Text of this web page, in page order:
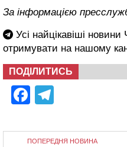
За інформацією
Усі найцікавіші
отримувати на нашому
ПОДІЛИТИСЬ
Facebook
ПОПЕРЕДНЯ НОВИНА